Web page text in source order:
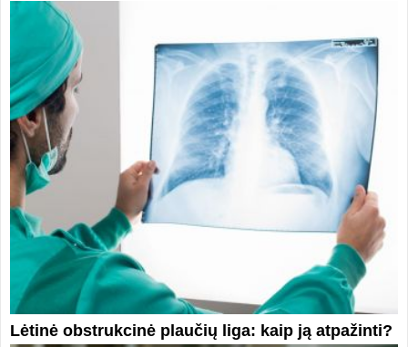
Lėtinė obstrukcinė plaučių liga: kaip ją atpažinti?